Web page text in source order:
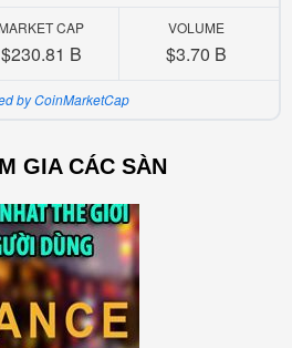
MARKET CAP
$230.81 B
VOLUME
$3.70 B
by CoinMarketCap
GIA CÁC SÀN